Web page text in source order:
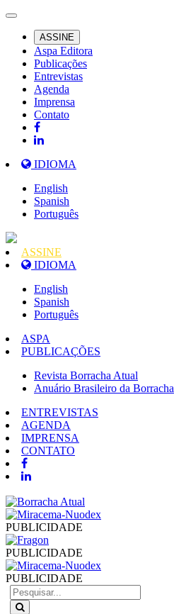
ASSINE
Aspa Editora
Publicações
Entrevistas
Agenda
Imprensa
Contato
IDIOMA
English
Spanish
Português
ASSINE
IDIOMA
English
Spanish
Português
ASPA
PUBLICAÇÕES
Revista Borracha Atual
Anuário Brasileiro da Borracha
ENTREVISTAS
AGENDA
IMPRENSA
CONTATO
PUBLICIDADE
PUBLICIDADE
PUBLICIDADE